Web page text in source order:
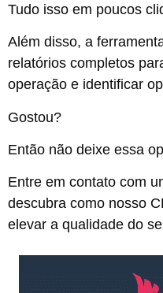
Tudo isso em poucos
Além disso, a
relatórios completos
operação e identificar
Gostou?
Então não deixe essa
Entre em contato com
descubra como nosso
elevar a qualidade do